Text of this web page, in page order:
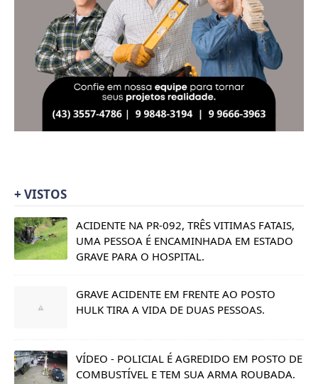
+ VISTOS
ACIDENTE NA PR-092, TRÊS VITIMAS FATAIS,
UMA PESSOA É ENCAMINHADA EM ESTADO
GRAVE PARA O HOSPITAL.
GRAVE ACIDENTE EM FRENTE AO POSTO
HULK TIRA A VIDA DE DUAS PESSOAS.
VÍDEO - POLICIAL É AGREDIDO EM POSTO DE
COMBUSTÍVEL E TEM SUA ARMA ROUBADA.